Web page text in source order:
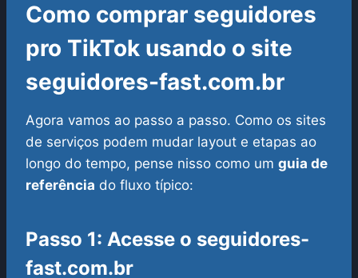
Como comprar seguidores
pro TikTok usando o site
seguidores-fast.com.br
Agora vamos ao passo a passo. Como os sites
de serviços podem mudar layout e etapas ao
longo do tempo, pense nisso como um guia de
referência do fluxo típico:
Passo 1: Acesse o seguidores-
fast.com.br